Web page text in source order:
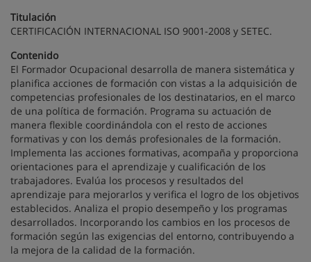
Titulación
CERTIFICACIÓN INTERNACIONAL ISO 9001-2008 y SETEC.
Contenido
El Formador Ocupacional desarrolla de manera sistemática y
planifica acciones de formación con vistas a la adquisición de
competencias profesionales de los destinatarios, en el marco
de una política de formación. Programa su actuación de
manera flexible coordinándola con el resto de acciones
formativas y con los demás profesionales de la formación.
Implementa las acciones formativas, acompaña y proporciona
orientaciones para el aprendizaje y cualificación de los
trabajadores. Evalúa los procesos y resultados del
aprendizaje para mejorarlos y verifica el logro de los objetivos
establecidos. Analiza el propio desempeño y los programas
desarrollados. Incorporando los cambios en los procesos de
formación según las exigencias del entorno, contribuyendo a
la mejora de la calidad de la formación.